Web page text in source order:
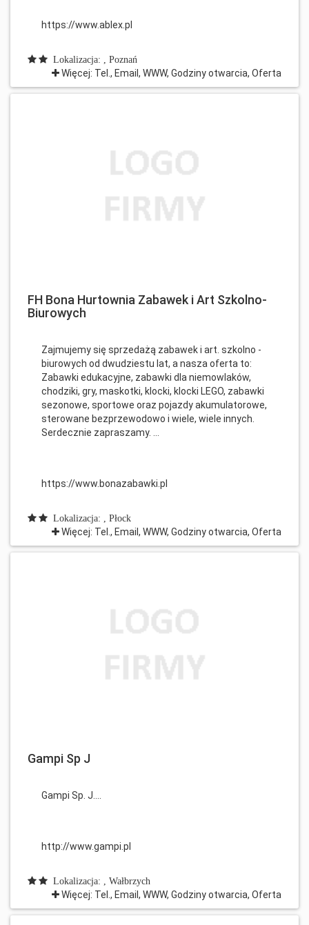
https://www.ablex.pl
Lokalizacja: , Poznań
Więcej: Tel., Email, WWW, Godziny otwarcia, Oferta
FH Bona Hurtownia Zabawek i Art Szkolno-
Biurowych
Zajmujemy się sprzedażą zabawek i art. szkolno -
biurowych od dwudziestu lat, a nasza oferta to:
Zabawki edukacyjne, zabawki dla niemowlaków,
chodziki, gry, maskotki, klocki, klocki LEGO, zabawki
sezonowe, sportowe oraz pojazdy akumulatorowe,
sterowane bezprzewodowo i wiele, wiele innych.
Serdecznie zapraszamy. ...
https://www.bonazabawki.pl
Lokalizacja: , Płock
Więcej: Tel., Email, WWW, Godziny otwarcia, Oferta
Gampi Sp J
Gampi Sp. J....
http://www.gampi.pl
Lokalizacja: , Wałbrzych
Więcej: Tel., Email, WWW, Godziny otwarcia, Oferta